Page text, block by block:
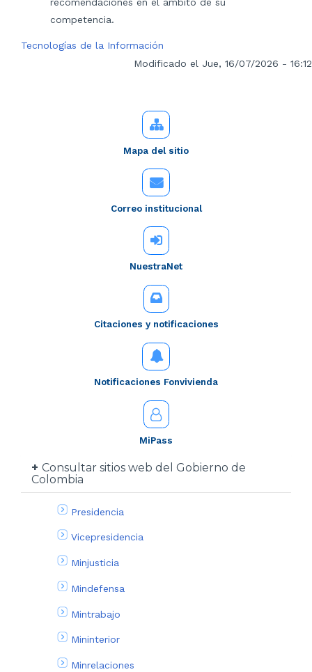
competencia.
Tecnologías de la Información
Modificado el Jue, 16/07/2026 - 16:12
Mapa del sitio
Correo institucional
NuestraNet
Citaciones y notificaciones
Notificaciones Fonvivienda
MiPass
Consultar sitios web del Gobierno de
Colombia
Presidencia
Vicepresidencia
Minjusticia
Mindefensa
Mintrabajo
Mininterior
Minrelaciones